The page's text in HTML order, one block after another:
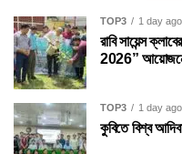
TOP3 1 day ago
রাবি সায়েন্স
2026” আয়োজনে
TOP3 1 day ago
কুবিতে বিশ্ব